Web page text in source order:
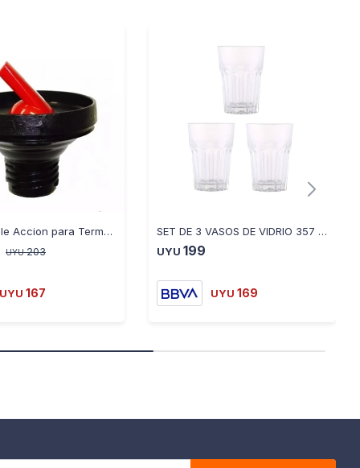
Tapon Doble Accion para Termo R-evolution
UYU 203
UYU 167
SET DE 3 VASOS DE VIDRIO 357 ML
UYU 199
UYU 169